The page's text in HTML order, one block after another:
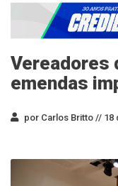
Vereadores
emendas
por Carlos Britto // 18